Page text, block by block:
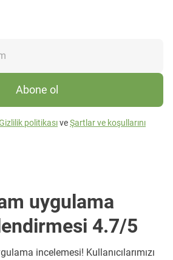
Abone ol
politikasıveŞartlar ve koşullarını
uygulama
4.7/5
incelemesi! Kullanıcılarımızı